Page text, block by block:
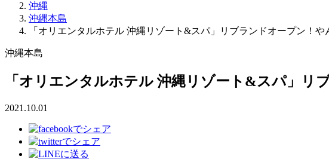
沖縄
沖縄本島
「オリエンタルホテル 沖縄リゾート&スパ」リブランドオープン！や
沖縄本島
「オリエンタルホテル 沖縄リゾート&スパ」リ
2021.10.01